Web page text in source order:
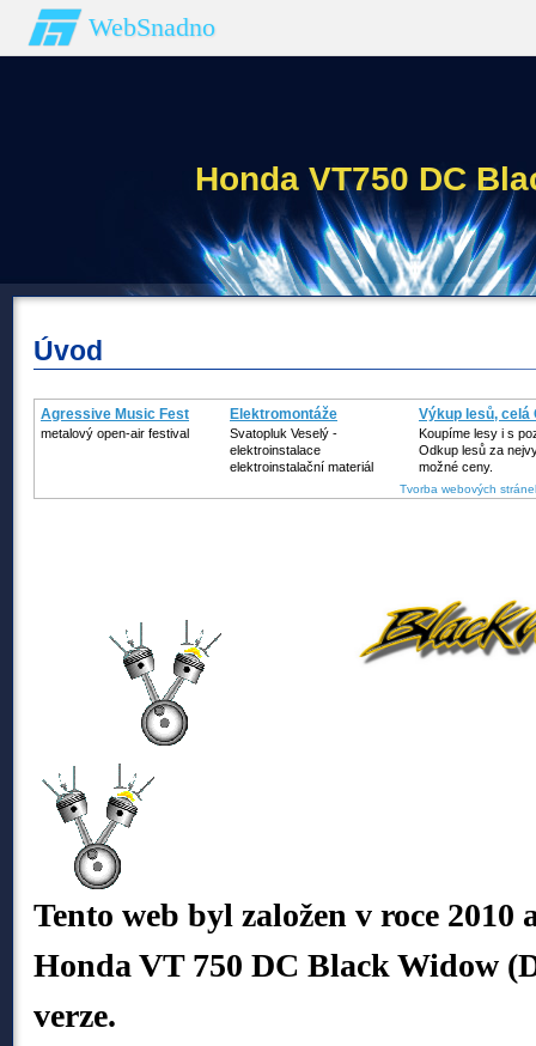
WebSnadno
Honda VT750 DC
Úvod
Agressive Music Fest
metalový open-air festival
Elektromontáže
Svatopluk Veselý -
elektroinstalace
elektroinstalační materiál
Výkup lesů, celá
Koupíme lesy i s
Odkup lesů za
možné ceny.
Tvorba webových
Tento web byl založen v roce
Honda VT 750 DC Black Widow
verze.